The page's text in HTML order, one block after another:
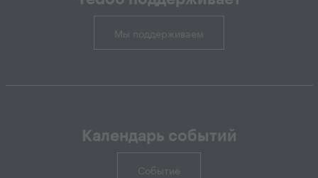
Мы поддерживаем
Календарь событий
Событие